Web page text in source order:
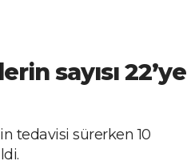
sayısı 22’ye
tedavisi sürerken 10